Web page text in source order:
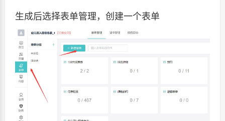
生成后选择表单管理，创建一个表单